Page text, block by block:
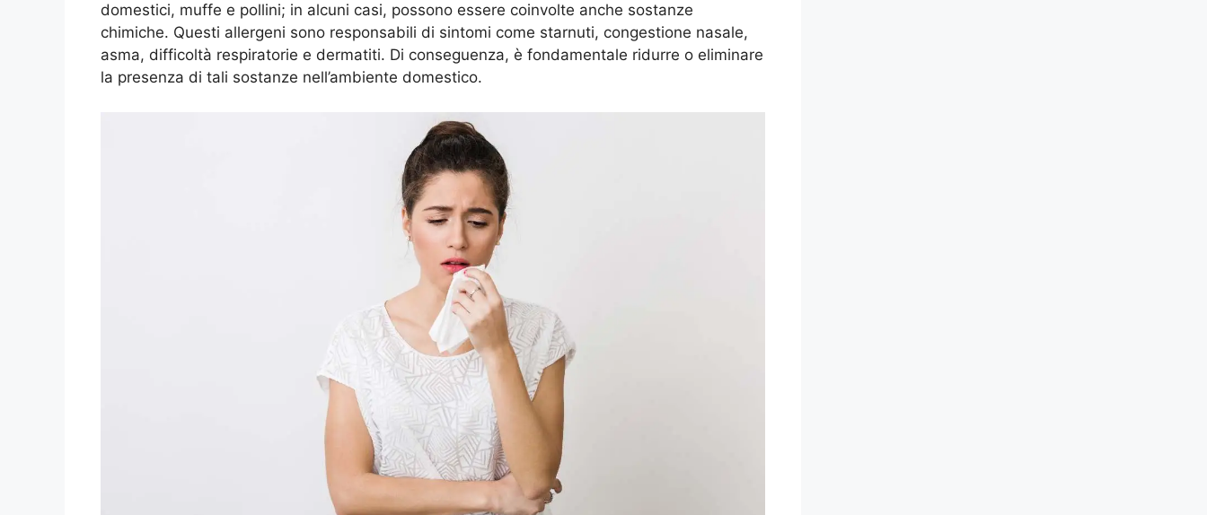
domestici, muffe e pollini; in alcuni casi, possono essere coinvolte anche sostanze
chimiche. Questi allergeni sono responsabili di sintomi come starnuti, congestione nasale,
asma, difficoltà respiratorie e dermatiti. Di conseguenza, è fondamentale ridurre o eliminare
la presenza di tali sostanze nell’ambiente domestico.